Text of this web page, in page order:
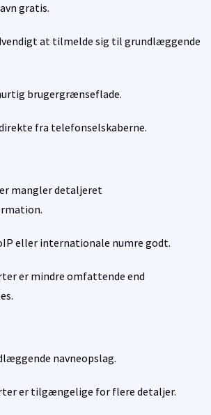
gratis.
at tilmelde sig til grundlæggende
brugergrænseflade.
fra telefonselskaberne.
mangler detaljeret
eller internationale numre godt.
er mindre omfattende end
navneopslag.
er tilgængelige for flere detaljer.